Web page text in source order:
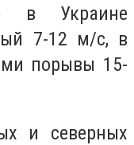
в Украине
7-12 м/с, в
порывы 15-
и северных